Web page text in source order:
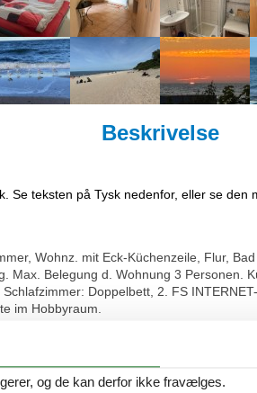
Beskrivelse
Se teksten på Tysk nedenfor, eller se den
Wohnz. mit Eck-Küchenzeile, Flur,
Max. Belegung d. Wohnung 3 Personen.
Doppelbett, 2. FS
im Hobbyraum.
og de kan derfor ikke fravælges.